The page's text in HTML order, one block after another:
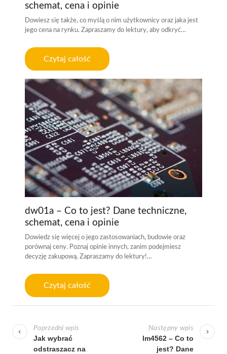
schemat, cena i opinie
Dowiesz się także, co myślą o nim użytkownicy oraz jaka jest
jego cena na rynku. Zapraszamy do lektury, aby odkryć…
Czytaj całość
dw01a – Co to jest? Dane techniczne,
schemat, cena i opinie
Dowiedz się więcej o jego zastosowaniach, budowie oraz
porównaj ceny. Poznaj opinie innych, zanim podejmiesz
decyzję zakupową. Zapraszamy do lektury!…
Czytaj całość
a
w
Poprzedni wpis
Jak wybrać
odstraszacz na
Następny wpis
lm4562 – Co to
jest? Dane